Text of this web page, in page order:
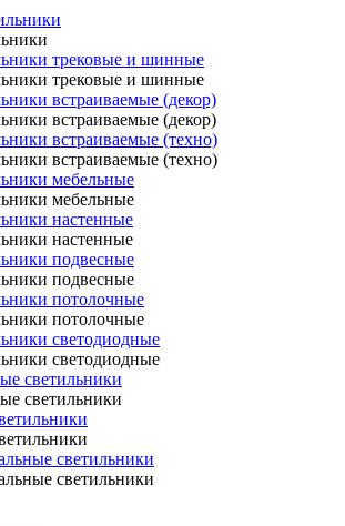
трековые и шинные
трековые и шинные
встраиваемые (декор)
встраиваемые (декор)
встраиваемые (техно)
встраиваемые (техно)
мебельные
мебельные
настенные
настенные
подвесные
подвесные
потолочные
потолочные
светодиодные
светодиодные
светильники
светильники
светильники
светильники